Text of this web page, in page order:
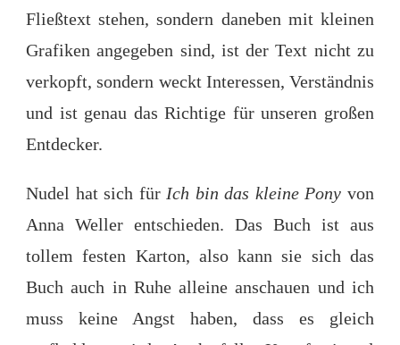
Fließtext stehen, sondern daneben mit kleinen
Grafiken angegeben sind, ist der Text nicht zu
verkopft, sondern weckt Interessen, Verständnis
und ist genau das Richtige für unseren großen
Entdecker.
Nudel hat sich für Ich bin das kleine Pony von
Anna Weller entschieden. Das Buch ist aus
tollem festen Karton, also kann sie sich das
Buch auch in Ruhe alleine anschauen und ich
muss keine Angst haben, dass es gleich